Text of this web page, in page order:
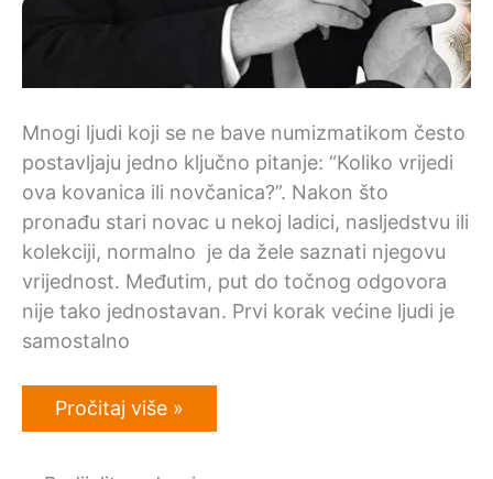
Mnogi ljudi koji se ne bave numizmatikom često
postavljaju jedno ključno pitanje: “Koliko vrijedi
ova kovanica ili novčanica?”. Nakon što
pronađu stari novac u nekoj ladici, nasljedstvu ili
kolekciji, normalno je da žele saznati njegovu
vrijednost. Međutim, put do točnog odgovora
nije tako jednostavan. Prvi korak većine ljudi je
samostalno
Procjena
vrijednosti
Pročitaj više »